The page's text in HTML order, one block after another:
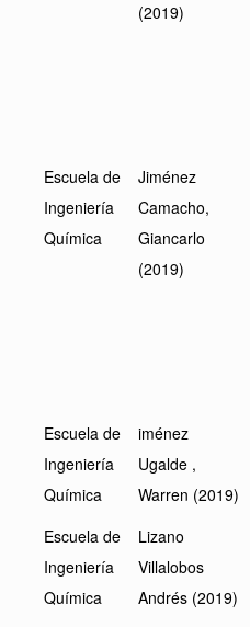
(2019)
Escuela de
Ingeniería
Química
Jiménez
Camacho,
Giancarlo
(2019)
Escuela de
Ingeniería
Química
iménez
Ugalde ,
Warren (2019)
Escuela de
Ingeniería
Química
Lizano
Villalobos
Andrés (2019)